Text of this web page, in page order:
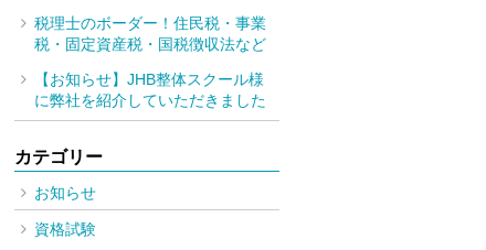
税理士のボーダー！住民税・事業
税・固定資産税・国税徴収法など
【お知らせ】JHB整体スクール様
に弊社を紹介していただきました
カテゴリー
お知らせ
資格試験